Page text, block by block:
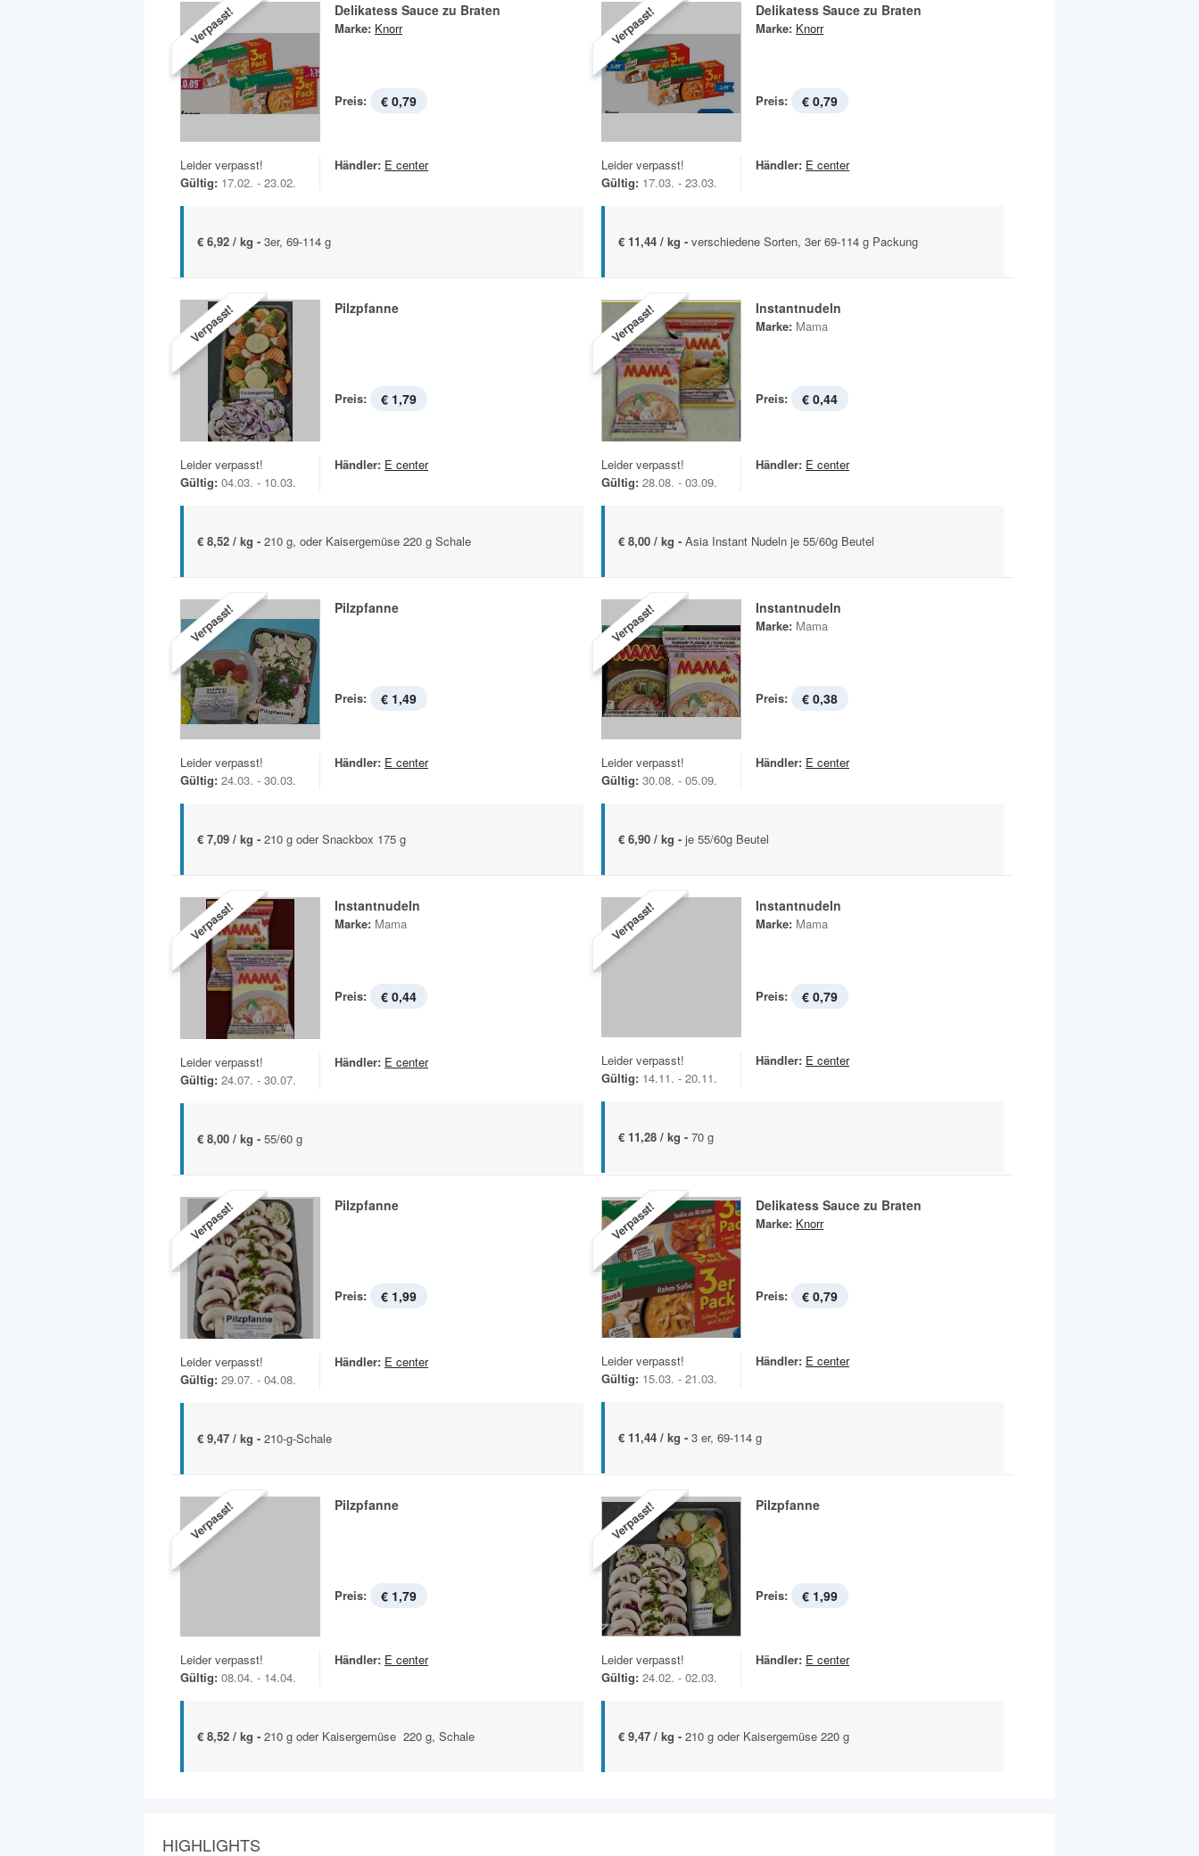
Verpasst! Delikatess Sauce zu Braten
Marke: Knorr
Preis: € 0,79
Leider verpasst!
Gültig: 17.02. - 23.02.
Händler: E center
€ 6,92 / kg - 3er, 69-114 g
Verpasst! Delikatess Sauce zu Braten
Marke: Knorr
Preis: € 0,79
Leider verpasst!
Gültig: 17.03. - 23.03.
Händler: E center
€ 11,44 / kg - verschiedene Sorten, 3er 69-114 g Packung
Verpasst! Pilzpfanne
Preis: € 1,79
Leider verpasst!
Gültig: 04.03. - 10.03.
Händler: E center
€ 8,52 / kg - 210 g, oder Kaisergemüse 220 g Schale
Verpasst! Instantnudeln
Marke: Mama
Preis: € 0,44
Leider verpasst!
Gültig: 28.08. - 03.09.
Händler: E center
€ 8,00 / kg - Asia Instant Nudeln je 55/60g Beutel
Verpasst! Pilzpfanne
Preis: € 1,49
Leider verpasst!
Gültig: 24.03. - 30.03.
Händler: E center
€ 7,09 / kg - 210 g oder Snackbox 175 g
Verpasst! Instantnudeln
Marke: Mama
Preis: € 0,38
Leider verpasst!
Gültig: 30.08. - 05.09.
Händler: E center
€ 6,90 / kg - je 55/60g Beutel
Verpasst! Instantnudeln
Marke: Mama
Preis: € 0,44
Leider verpasst!
Gültig: 24.07. - 30.07.
Händler: E center
€ 8,00 / kg - 55/60 g
Verpasst! Instantnudeln
Marke: Mama
Preis: € 0,79
Leider verpasst!
Gültig: 14.11. - 20.11.
Händler: E center
€ 11,28 / kg - 70 g
Verpasst! Pilzpfanne
Preis: € 1,99
Leider verpasst!
Gültig: 29.07. - 04.08.
Händler: E center
€ 9,47 / kg - 210-g-Schale
Verpasst! Delikatess Sauce zu Braten
Marke: Knorr
Preis: € 0,79
Leider verpasst!
Gültig: 15.03. - 21.03.
Händler: E center
€ 11,44 / kg - 3 er, 69-114 g
Verpasst! Pilzpfanne
Preis: € 1,79
Leider verpasst!
Gültig: 08.04. - 14.04.
Händler: E center
€ 8,52 / kg - 210 g oder Kaisergemüse 220 g, Schale
Verpasst! Pilzpfanne
Preis: € 1,99
Leider verpasst!
Gültig: 24.02. - 02.03.
Händler: E center
€ 9,47 / kg - 210 g oder Kaisergemüse 220 g
HIGHLIGHTS